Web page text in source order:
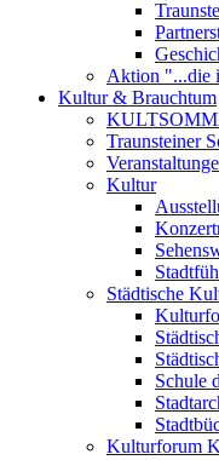
Aktion "...die
Kultur & Brauchtum
Traunsteiner
Kultur
Städtische
Schule
Kulturforum